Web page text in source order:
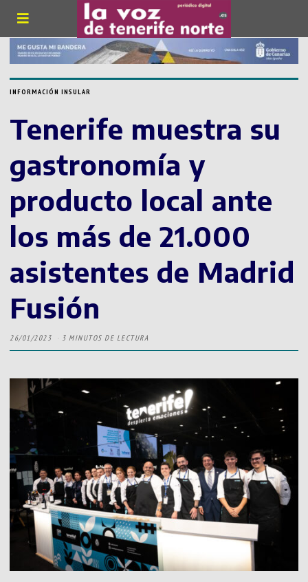
INFORMACIÓN INSULAR
Tenerife muestra su
gastronomía y
producto local ante
los más de 21.000
asistentes de Madrid
Fusión
26/01/2023 3 MINUTOS DE LECTURA